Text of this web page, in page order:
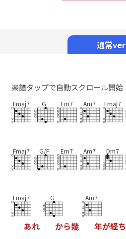
通常ver
楽譜タップで自動スクロール開始
Fmaj7 G Em7 Am7 Fmaj7
Fmaj7 G/F Em7 Am7 Dm7
Fmaj7
あれ
G
から幾
Am7
年が経ち